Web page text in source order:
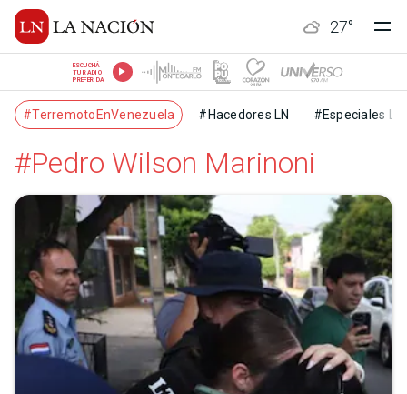
27°
ESCUCHÁ
TU RADIO
PREFERIDA
#TerremotoEnVenezuela #Hacedores LN #Especiales LN
#Pedro Wilson Marinoni